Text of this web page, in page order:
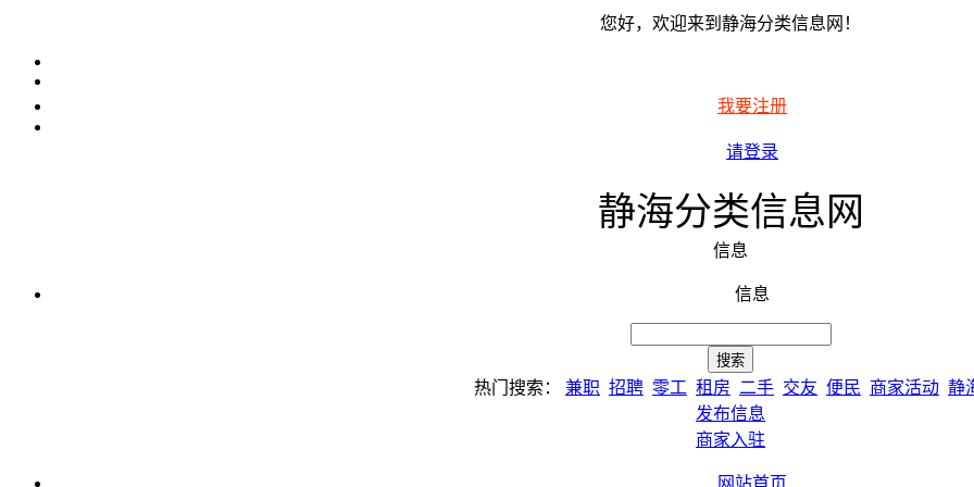
您好，欢迎来到静海分类信息网！
我要注册
请登录
静海分类信息网
信息
信息
热门搜索： 兼职 招聘 零工 租房 二手 交友 便民 商家活动 静
发布信息
商家入驻
网站首页